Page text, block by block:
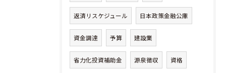
返済リスケジュール 日本政策金融公庫
資金調達 予算 建設業
省力化投資補助金 源泉徴収 資格